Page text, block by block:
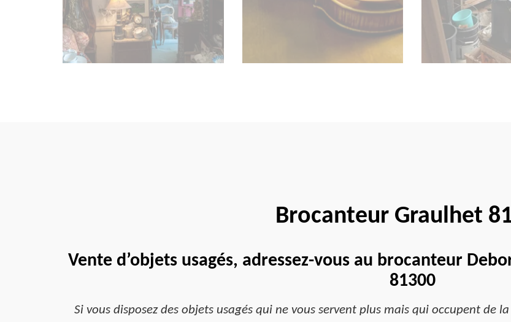
Brocanteur Graulhet
Vente d’objets usagés, adressez-vous au brocanteur
81300
Si vous disposez des objets usagés qui ne vous servent plus mais qui occupent de